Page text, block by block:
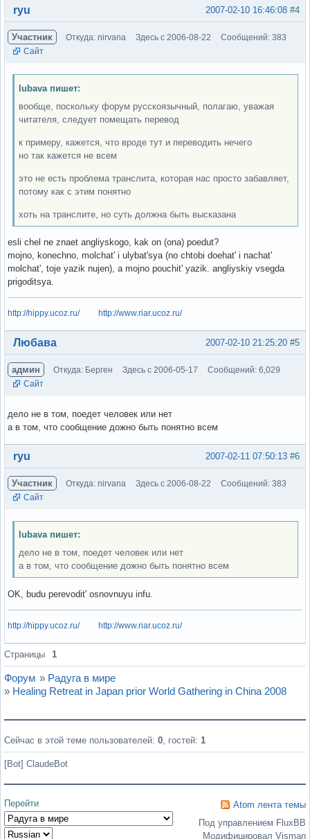
Вне форума #4
2007-02-10 16:46:08
ryu
Участник Откуда: nirvana Здесь с 2006-08-22
Сообщений: 383
Сайт
lubava пишет:
вообще, поскольку форум русскоязычный, полагаю, уважая
читателя, следует помещать перевод
к примеру, кажется, что вроде тут и переводить нечего
но так кажется не всем
это не есть проблема транслита, которая нас просто забавляет,
потому как с этим понятно
хоть на транслите, но суть должна быть высказана
esli chel ne znaet angliyskogo, kak on (ona) poedut?
mojno, konechno, molchat' i ulybat'sya (no chtobi doehat' i nachat'
molchat', toje yazik nujen), a mojno pouchit' yazik. angliyskiy vsegda
prigoditsya.
http://hippy.ucoz.ru/ http://www.riar.ucoz.ru/
Вне форума #5
2007-02-10 21:25:20
Любава
админ Откуда: Берген Здесь с 2006-05-17
Сообщений: 6,029
Сайт
дело не в том, поедет человек или нет
а в том, что сообщение дожно быть понятно всем
Вне форума #6
2007-02-11 07:50:13
ryu
Участник Откуда: nirvana Здесь с 2006-08-22
Сообщений: 383
Сайт
lubava пишет:
дело не в том, поедет человек или нет
а в том, что сообщение дожно быть понятно всем
OK, budu perevodit' osnovnuyu infu.
http://hippy.ucoz.ru/ http://www.riar.ucoz.ru/
Вне форума
Страницы 1
Форум » Радуга в мире
» Healing Retreat in Japan prior World Gathering in China 2008
Сейчас в этой теме пользователей: 0 , гостей: 1
[Bot] ClaudeBot
Перейти
Atom лента темы
Под управлением FluxBB
Модифицировал Visman